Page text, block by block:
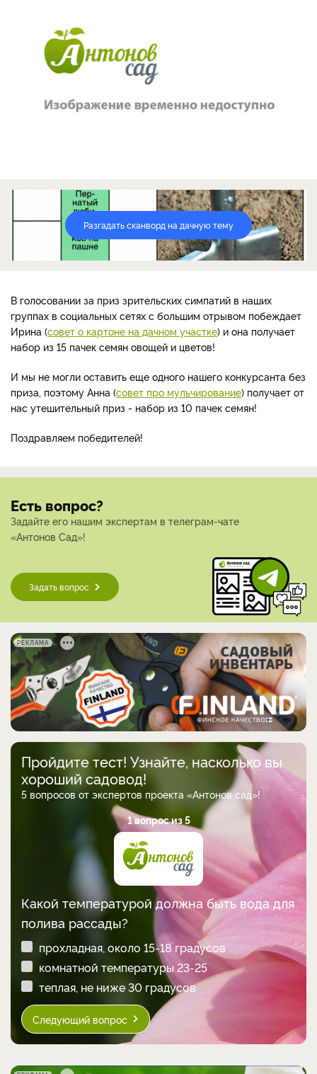
Разгадать сканворд на дачную тему
В голосовании за приз зрительских симпатий в наших
группах в социальных сетях с большим отрывом побеждает
Ирина (совет о картоне на дачном участке) и она получает
набор из 15 пачек семян овощей и цветов!
И мы не могли оставить еще одного нашего конкурсанта без
приза, поэтому Анна (совет про мульчирование) получает от
нас утешительный приз - набор из 10 пачек семян!
Поздравляем победителей!
Есть вопрос?
Задайте его нашим экспертам в телеграм-чате
«Антонов Сад»!
Задать вопрос
РЕКЛАМА
Пройдите тест! Узнайте, насколько вы
хороший садовод!
5 вопросов от экспертов проекта «Антонов сад»!
1 вопрос из 5
Какой температурой должна быть вода для
полива рассады?
прохладная, около 15-18 градусов
комнатной температуры 23-25
теплая, не ниже 30 градусов
Следующий вопрос